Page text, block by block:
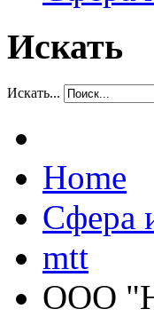
Искать
Искать...
Home
Сфера
mtt
ООО